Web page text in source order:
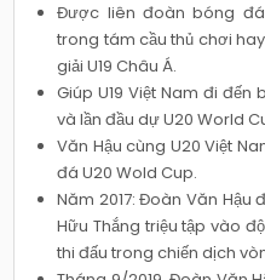
Được liên đoàn bóng
trong tám cầu thủ chơi
giải U19 Châu Á.
Giúp U19 Việt Nam đi
và lần đầu dự U20 World
Văn Hậu cùng U20 Việt
đá U20 Wold Cup.
Năm 2017: Đoàn Văn Hậu
Hữu Thắng triệu tập vào
thi đấu trong chiến dịch